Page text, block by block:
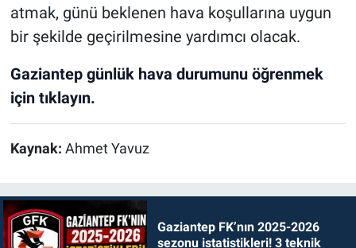
atmak, günü beklenen hava koşullarına uygun
bir şekilde geçirilmesine yardımcı olacak.
Gaziantep günlük hava durumunu öğrenmek
için tıklayın.
Kaynak: Ahmet Yavuz
Gaziantep FK’nın 2025-2026
sezonu istatistikleri! 3 teknik